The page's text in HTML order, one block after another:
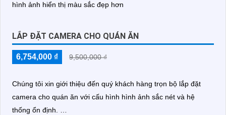
hình ảnh hiển thị màu sắc đẹp hơn
LẮP ĐẶT CAMERA CHO QUÁN ĂN
6,754,000 ₫ 9,500,000 ₫
Chúng tôi xin giới thiệu đến quý khách hàng trọn bộ lắp đặt
camera cho quán ăn với cấu hình hình ảnh sắc nét và hệ
thống ổn định.